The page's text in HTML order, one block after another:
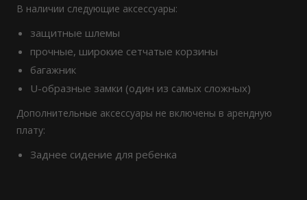
В наличии следующие аксессуары:
защитные шлемы
прочные, широкие сетчатые корзины
багажник
U-образные замки (один из самых сложных)
Дополнительные аксессуары не включены в арендную
плату:
Заднее сидение для ребенка